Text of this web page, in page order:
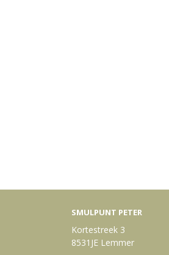
SMULPUNT PETER
Kortestreek 3
8531JE Lemmer